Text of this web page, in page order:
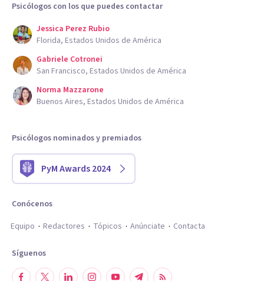
Psicólogos con los que puedes contactar
Jessica Perez Rubio
Florida, Estados Unidos de América
Gabriele Cotronei
San Francisco, Estados Unidos de América
Norma Mazzarone
Buenos Aires, Estados Unidos de América
Psicólogos nominados y premiados
PyM Awards 2024
Conócenos
Equipo
Redactores Tópicos Anúnciate Contacta
Síguenos